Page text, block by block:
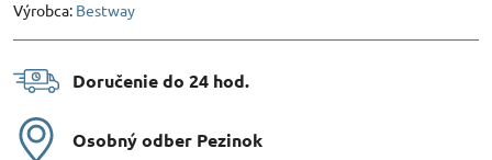
Výrobca: Bestway
Doručenie do 24 hod​.
Osobný odber Pezinok